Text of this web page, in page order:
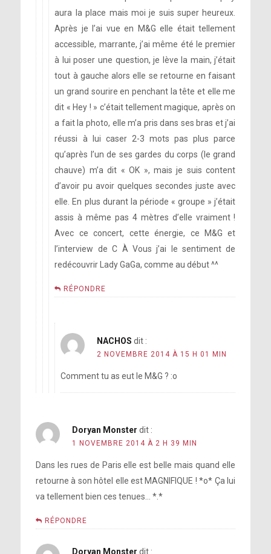
aura la place mais moi je suis super heureux.
Après je l’ai vue en M&G elle était tellement
accessible, marrante, j’ai même été le premier
à lui poser une question, je lève la main, j’était
tout à gauche alors elle se retourne en faisant
un grand sourire en penchant la tête et elle me
dit « Hey ! » c’était tellement magique, après on
a fait la photo, elle m’a pris dans ses bras et j’ai
réussi à lui caser 2-3 mots pas plus parce
qu’après l’un de ses gardes du corps (le grand
chauve) m’a dit « OK », mais je suis content
d’avoir pu avoir quelques secondes juste avec
elle. En plus durant la période « groupe » j’était
assis à même pas 4 mètres d’elle vraiment !
Avec ce concert, cette énergie, ce M&G et
l’interview de C À Vous j’ai le sentiment de
redécouvrir Lady GaGa, comme au début ^^
RÉPONDRE
NACHOS dit :
2 NOVEMBRE 2014 À 15 H 01 MIN
Comment tu as eut le M&G ? :o
Doryan Monster dit :
1 NOVEMBRE 2014 À 2 H 39 MIN
Dans les rues de Paris elle est belle mais quand elle
retourne à son hôtel elle est MAGNIFIQUE ! *o* Ça lui
va tellement bien ces tenues… *.*
RÉPONDRE
Doryan Monster dit :